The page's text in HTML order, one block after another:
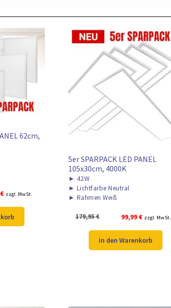
62cm,
€Aktueller
ist:
99,99 €.
zzgl. MwSt.
5er SPARPACK LED PANEL
105x30cm, 4000K
► 42W
► Lichtfarbe Neutral
► Rahmen Weiß
179,95€
Ursprünglicher
war:
179,95 €
99,99€Aktueller
ist:
99,99 €.
zzgl. MwSt.
In den Warenkorb